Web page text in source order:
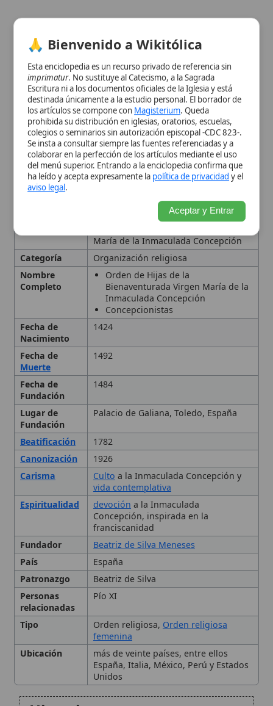
[Datos abiertos]
María de la Inmaculada Concepción
Categoría
Organización religiosa
Nombre
Completo
Orden de Hijas de la
Bienaventurada Virgen María de la
Inmaculada Concepción
Concepcionistas
Fecha de
Nacimiento
1424
Fecha de
Muerte
1492
Fundación
Beatificación 1782
Canonización 1926
Carisma
a la Inmaculada Concepción y
vida contemplativa
devocióna la Inmaculada
Concepción, inspirada en la
franciscanidad
Fundador
Beatriz de Silva Meneses
País
España
Patronazgo
Beatriz de Silva
Personas
relacionadas
Tipo Orden religiosa,Orden religiosa
Ubicación
más de veinte países, entre ellos
España, Italia, México, Perú y Estados
Unidos
Historia
Carisma y espiritualidad
Presencia y obras actuales
Figuras destacadas
Citas y referencias
Modificado el 16 de noviembre de 2025 •FideScore™ 6.29•Citar
este artículo
María
aviso legal.
Aceptar y Entrar